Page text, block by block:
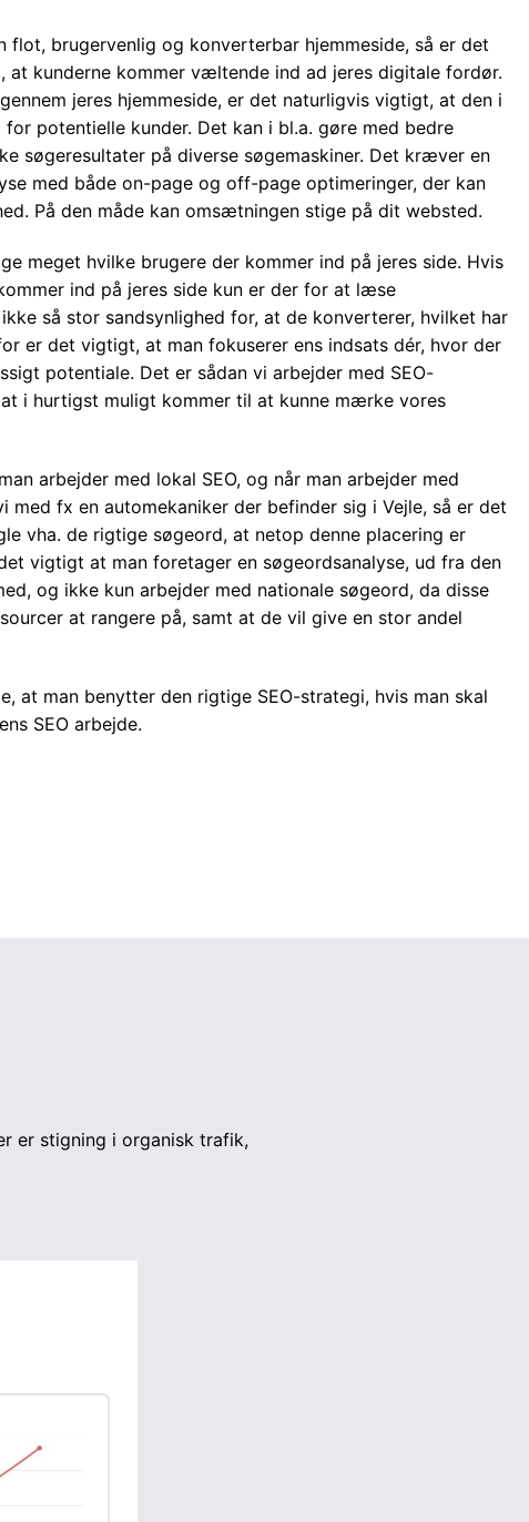
flot, brugervenlig og konverterbar hjemmeside, så er det
at kunderne kommer væltende ind ad jeres digitale fordør.
jeres hjemmeside, er det naturligvis vigtigt, at den i
potentielle kunder. Det kan i bl.a. gøre med bedre
søgeresultater på diverse søgemaskiner. Det kræver en
med både on-page og off-page optimeringer, der kan
På den måde kan omsætningen stige på dit websted.
meget hvilke brugere der kommer ind på jeres side. Hvis
ind på jeres side kun er der for at læse
så stor sandsynlighed for, at de konverterer, hvilket har
er det vigtigt, at man fokuserer ens indsats dér, hvor der
potentiale. Det er sådan vi arbejder med SEO-
i hurtigst muligt kommer til at kunne mærke vores
arbejder med lokal SEO, og når man arbejder med
med fx en automekaniker der befinder sig i Vejle, så er det
vha. de rigtige søgeord, at netop denne placering er
vigtigt at man foretager en søgeordsanalyse, ud fra den
og ikke kun arbejder med nationale søgeord, da disse
at rangere på, samt at de vil give en stor andel
at man benytter den rigtige SEO-strategi, hvis man skal
SEO arbejde.
er stigning i organisk trafik,